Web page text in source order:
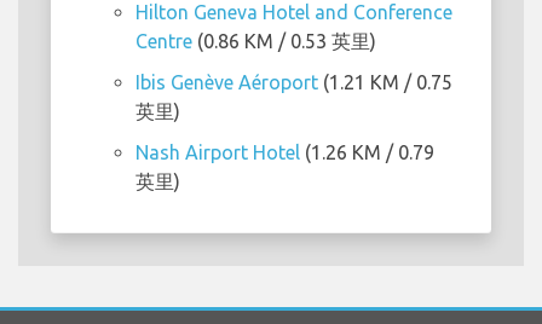
Hilton Geneva Hotel and Conference
Centre (0.86 KM / 0.53 英里)
Ibis Genève Aéroport (1.21 KM / 0.75
英里)
Nash Airport Hotel (1.26 KM / 0.79
英里)